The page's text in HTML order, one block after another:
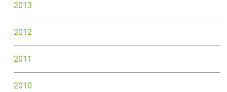
2013
2012
2011
2010